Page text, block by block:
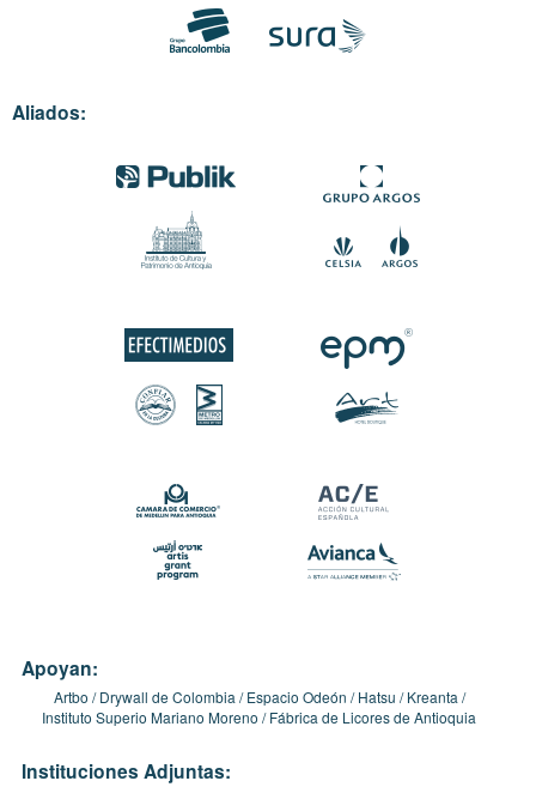
Aliados:
Apoyan:
Artbo Drywall de Colombia Espacio Odeón Hatsu
Kreanta
Instituto Superio Mariano Moreno
Fábrica de Licores de Antioquia
Instituciones Adjuntas: